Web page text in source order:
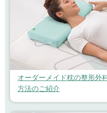
オーダーメイド枕の整形外
方法のご紹介